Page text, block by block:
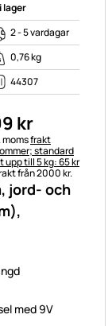
jord- och
med 9V
i lager
2 - 5 vardagar
0,76 kg
44307
kr
momsfrakt
standard
upp till 5 kg: 65 kr
från 2000 kr.